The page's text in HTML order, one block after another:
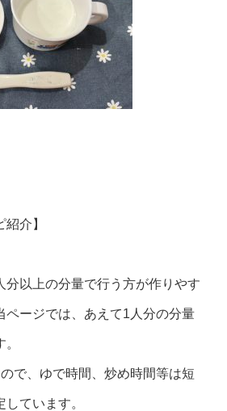
紹介】
以上の分量で行う方が作りやす
ページでは、あえて1人分の分量
で、ゆで時間、炒め時間等は短
ています。